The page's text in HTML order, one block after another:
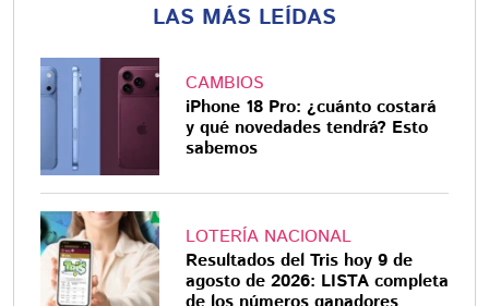
LAS MÁS LEÍDAS
CAMBIOS
iPhone 18 Pro: ¿cuánto costará
y qué novedades tendrá? Esto
sabemos
LOTERÍA NACIONAL
Resultados del Tris hoy 9 de
agosto de 2026: LISTA completa